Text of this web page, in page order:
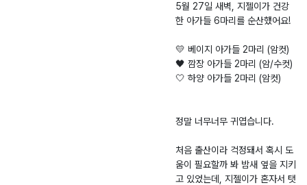
-
2
2
6
2
6
0
4.
8
백
령
사
무
5월 27일 새벽, 지젤이가 건강
한 아가들 6마리를 순산했어요!
💛 베이지 아가들 2마리 (암컷)
🖤 깜장 아가들 2마리 (암/수컷)
🤍 하양 아가들 2마리 (암컷)
정말 너무너무 귀엽습니다.
처음 출산이라 걱정돼서 혹시 도
움이 필요할까 봐 밤새 옆을 지키
고 있었는데, 지젤이가 혼자서 탯